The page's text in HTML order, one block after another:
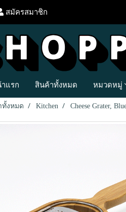
สมัครสมาชิก
แรก สินค้าทั้งหมด หมวดหมู่
ทั้งหมด Kitchen Cheese Grater,